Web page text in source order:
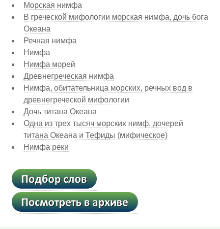
Морская нимфа
В греческой мифологии морская нимфа, дочь бога
Океана
Речная нимфа
Нимфа
Нимфа морей
Древнегреческая нимфа
Нимфа, обитательница морских, речных вод в
древнегреческой мифологии
Дочь титана Океана
Одна из трех тысяч морских нимф, дочерей
титана Океана и Тефиды (мифическое)
Нимфа реки